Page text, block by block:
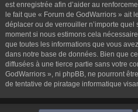
est enregistrée afin d’aider au
le fait que « Forum de GodWarriors » ait
déplacer ou de verrouiller n’importe quel
moment si nous estimons cela
que toutes les informations que vous
dans notre base de données. Bien que
diffusées à une tierce partie sans votre
GodWarriors », ni phpBB, ne pourront
de tentative de piratage informatique